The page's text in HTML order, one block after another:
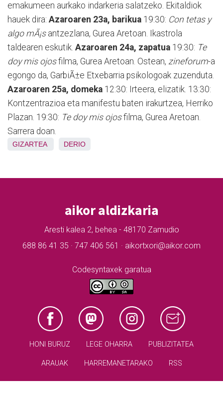
emakumeen aurkako indarkeria salatzeko. Ekitaldiok
hauek dira: Azaroaren 23a, barikua 19:30: Con tetas y
algo mÃ¡santzezlana, Gurea Aretoan. Ikastrola
taldearen eskutik. Azaroaren 24a, zapatua 19:30: Te
doy mis ojosfilma, Gurea Aretoan. Ostean, zineforum-a
egongo da, GarbiÃ±e Etxebarria psikologoak zuzenduta.
Azaroaren 25a, domeka 12:30: Irteera, elizatik. 13:30:
Kontzentrazioa eta manifestu baten irakurtzea, Herriko
Plazan. 19:30: Te doy mis ojosfilma, Gurea Aretoan.
Sarrera doan.
GIZARTEA DERIO
aikor aldizkaria
Aresti kalea 2, behea - 48170 Zamudio
688 86 41 35 · 747 406 561 · aikortxori@aikor.com
Codesyntaxek garatua
HONI BURUZ LEGE OHARRA PUBLIZITATEA
ARAUAK HARREMANETARAKO RSS